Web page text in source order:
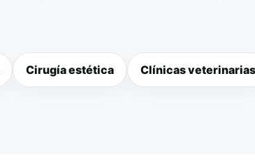
Cirugía estética Clínicas veterinarias